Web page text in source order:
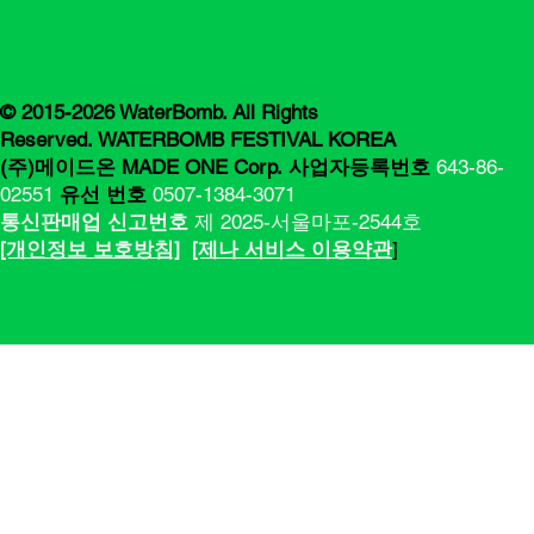
© 2015-2026 WaterBomb. All Rights
Reserved. WATERBOMB FESTIVAL KOREA
(주)메이드온 MADE ONE Corp. 사업자등록번호 643-86-
02551 유선 번호 0507-1384-3071
통신판매업 신고번호 제 2025-서울마포-2544호
[​​개인정보 보호방침] [제나 서비스 이용약관]